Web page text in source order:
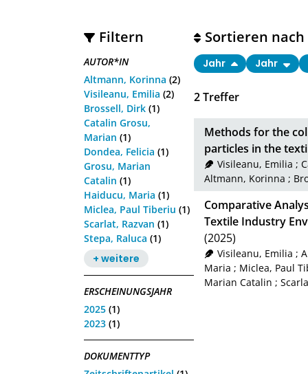
Filtern
AUTOR*IN
Altmann, Korinna (2)
Visileanu, Emilia (2)
Brossell, Dirk (1)
Catalin Grosu,
Marian (1)
Dondea, Felicia (1)
Grosu, Marian
Catalin (1)
Haiducu, Maria (1)
Miclea, Paul Tiberiu (1)
Scarlat, Razvan (1)
Stepa, Raluca (1)
+ weitere
ERSCHEINUNGSJAHR
2025 (1)
2023 (1)
DOKUMENTTYP
2Treffer
Sortieren nach
Jahr Jahr
Methods for the
particles in the
Visileanu, Emilia ;
Altmann, Korinna ;
Comparative
Textile Industry
(2025)
Visileanu, Emilia ;
Maria ; Miclea, Paul
Marian Catalin ;